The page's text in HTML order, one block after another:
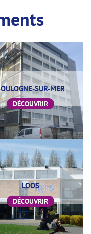
SUR-MER
DÉCOUVRIR
LOOS
DÉCOUVRIR